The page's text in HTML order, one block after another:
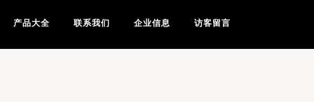
产品大全 联系我们 企业信息 访客留言